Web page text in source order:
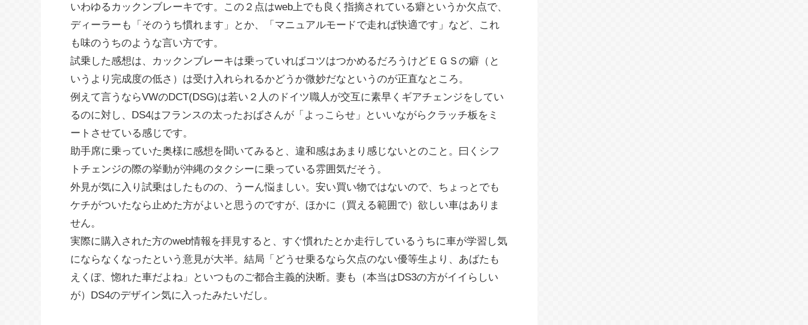
いわゆるカックンブレーキです。この２点はweb上でも良く指摘されている癖というか欠点で、
ディーラーも「そのうち慣れます」とか、「マニュアルモードで走れば快適です」など、これ
も味のうちのような言い方です。
試乗した感想は、カックンブレーキは乗っていればコツはつかめるだろうけどＥＧＳの癖（と
いうより完成度の低さ）は受け入れられるかどうか微妙だなというのが正直なところ。
例えて言うならVWのDCT(DSG)は若い２人のドイツ職人が交互に素早くギアチェンジをしてい
るのに対し、DS4はフランスの太ったおばさんが「よっこらせ」といいながらクラッチ板をミ
ートさせている感じです。
助手席に乗っていた奥様に感想を聞いてみると、違和感はあまり感じないとのこと。曰くシフ
トチェンジの際の挙動が沖縄のタクシーに乗っている雰囲気だそう。
外見が気に入り試乗はしたものの、うーん悩ましい。安い買い物ではないので、ちょっとでも
ケチがついたなら止めた方がよいと思うのですが、ほかに（買える範囲で）欲しい車はありま
せん。
実際に購入された方のweb情報を拝見すると、すぐ慣れたとか走行しているうちに車が学習し気
にならなくなったという意見が大半。結局「どうせ乗るなら欠点のない優等生より、あばたも
えくぼ、惚れた車だよね」といつものご都合主義的決断。妻も（本当はDS3の方がイイらしい
が）DS4のデザイン気に入ったみたいだし。